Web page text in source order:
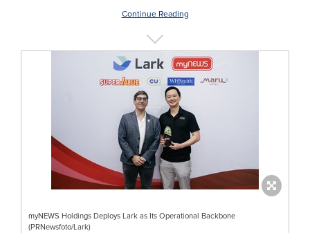
Continue Reading
myNEWS Holdings Deploys Lark as Its Operational Backbone
(PRNewsfoto/Lark)